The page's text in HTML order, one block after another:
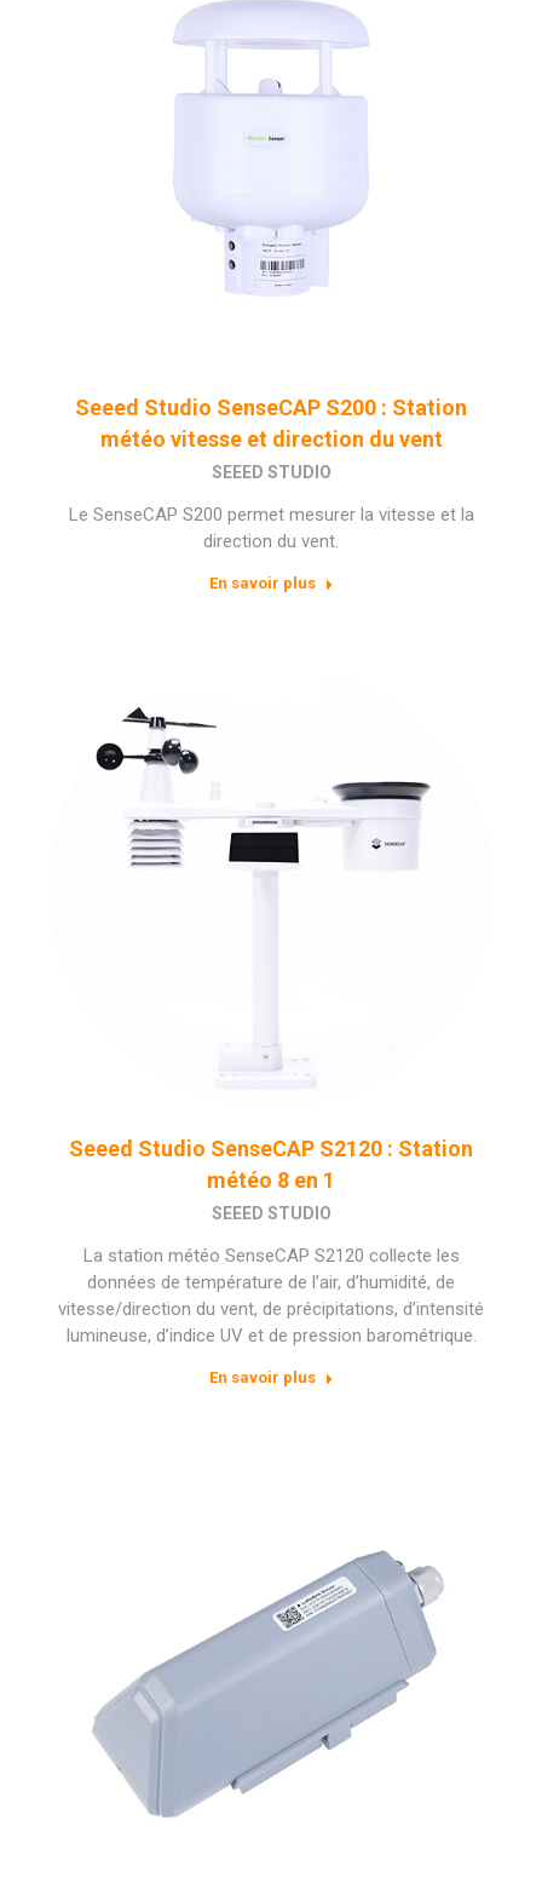
Seeed Studio SenseCAP S200 : Station
météo vitesse et direction du vent
SEEED STUDIO
Le SenseCAP S200 permet mesurer la vitesse et la
direction du vent.
En savoir plus
Seeed Studio SenseCAP S2120 : Station
météo 8 en 1
SEEED STUDIO
La station météo SenseCAP S2120 collecte les
données de température de l’air, d’humidité, de
vitesse/direction du vent, de précipitations, d’intensité
lumineuse, d’indice UV et de pression barométrique.
En savoir plus